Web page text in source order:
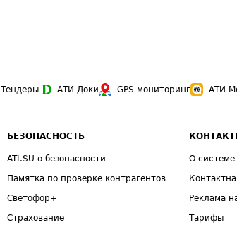
Тендеры АТИ-Доки GPS-мониторинг АТИ
БЕЗОПАСНОСТЬ
ATI.SU о безопасности
Памятка по проверке контрагентов
Светофор+
Страхование
О системе
Реклама
Тарифы